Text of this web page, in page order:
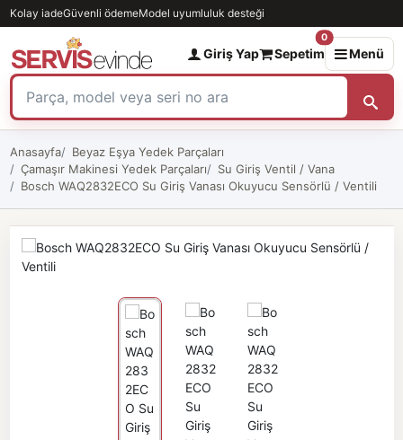
Kolay iadeGüvenli ödemeModel uyumluluk desteği
Giriş Yap Sepetim
0
Menü
Anasayfa
Beyaz Eşya Yedek Parçaları
Çamaşır Makinesi Yedek Parçaları
Su Giriş Ventil / Vana
Bosch WAQ2832ECO Su Giriş Vanası Okuyucu Sensörlü / Ventili